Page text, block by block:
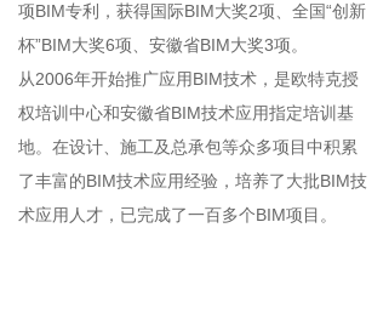
项BIM专利，获得国际BIM大奖2项、全国“创新
杯”BIM大奖6项、安徽省BIM大奖3项。
从2006年开始推广应用BIM技术，是欧特克授
权培训中心和安徽省BIM技术应用指定培训基
地。在设计、施工及总承包等众多项目中积累
了丰富的BIM技术应用经验，培养了大批BIM技
术应用人才，已完成了一百多个BIM项目。